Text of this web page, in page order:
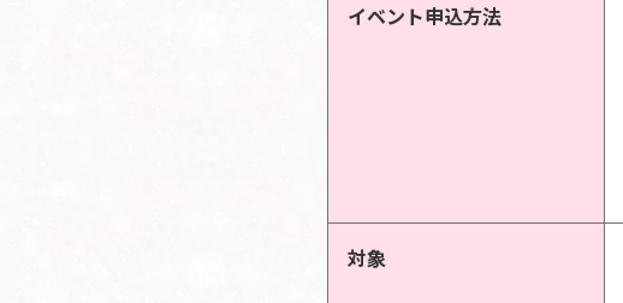
イベント申込方法
対象